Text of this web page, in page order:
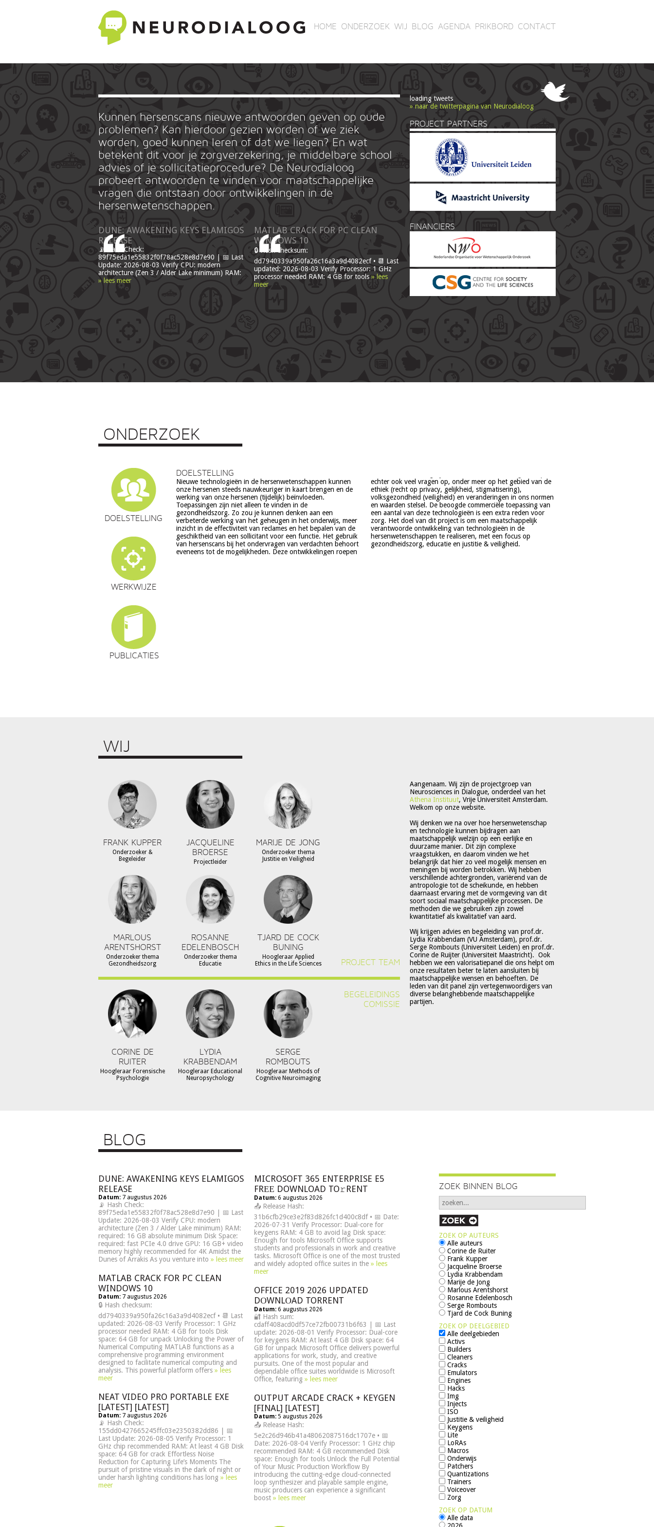
HOME ONDERZOEK WIJ BLOG AGENDA PRIKBORD CONTACT
Kunnen hersenscans nieuwe antwoorden geven op oude
problemen? Kan hierdoor gezien worden of we ziek
worden, goed kunnen leren of dat we liegen? En wat
betekent dit voor je zorgverzekering, je middelbare school
advies of je sollicitatieprocedure? De Neurodialoog
probeert antwoorden te vinden voor maatschappelijke
vragen die ontstaan door ontwikkelingen in de
hersenwetenschappen.
DUNE: AWAKENING KEYS ELAMIGOS
RELEASE
📡 Hash Check:
89f75eda1e55832f0f78ac528e8d7e90 | 📅 Last
Update: 2026-08-03 Verify CPU: modern
architecture (Zen 3 / Alder Lake minimum) RAM:
» lees meer
MATLAB CRACK FOR PC CLEAN
WINDOWS 10
🔒 Hash checksum:
dd7940339a950fa26c16a3a9d4082ecf • 📆 Last
updated: 2026-08-03 Verify Processor: 1 GHz
processor needed RAM: 4 GB for tools » lees
meer
loading tweets
» naar de twitterpagina van Neurodialoog
PROJECT PARTNERS
FINANCIERS
ONDERZOEK
DOELSTELLING
WERKWIJZE
PUBLICATIES
DOELSTELLING
Nieuwe technologieën in de hersenwetenschappen kunnen
onze hersenen steeds nauwkeuriger in kaart brengen en de
werking van onze hersenen (tijdelijk) beïnvloeden.
Toepassingen zijn niet alleen te vinden in de
gezondheidszorg. Zo zou je kunnen denken aan een
verbeterde werking van het geheugen in het onderwijs, meer
inzicht in de effectiviteit van reclames en het bepalen van de
geschiktheid van een sollicitant voor een functie. Het gebruik
van hersenscans bij het ondervragen van verdachten behoort
eveneens tot de mogelijkheden. Deze ontwikkelingen roepen
echter ook veel vragen op, onder meer op het gebied van de
ethiek (recht op privacy, gelijkheid, stigmatisering),
volksgezondheid (veiligheid) en veranderingen in ons normen
en waarden stelsel. De beoogde commerciële toepassing van
een aantal van deze technologieën is een extra reden voor
zorg. Het doel van dit project is om een maatschappelijk
verantwoorde ontwikkeling van technologieën in de
hersenwetenschappen te realiseren, met een focus op
gezondheidszorg, educatie en justitie & veiligheid.
WIJ
FRANK KUPPER
Onderzoeker &
Begeleider
JACQUELINE
BROERSE
Projectleider
MARIJE DE JONG
Onderzoeker thema
Justitie en Veiligheid
MARLOUS
ARENTSHORST
Onderzoeker thema
Gezondheidszorg
ROSANNE
EDELENBOSCH
Onderzoeker thema
Educatie
TJARD DE COCK
BUNING
Hoogleraar Applied
Ethics in the Life Sciences
PROJECT TEAM
CORINE DE
RUITER
Hoogleraar Forensische
Psychologie
LYDIA
KRABBENDAM
Hoogleraar Educational
Neuropsychology
SERGE
ROMBOUTS
Hoogleraar Methods of
Cognitive Neuroimaging
BEGELEIDINGS
COMISSIE
Aangenaam. Wij zijn de projectgroep van
Neurosciences in Dialogue, onderdeel van het
Athena Instituut, Vrije Universiteit Amsterdam.
Welkom op onze website.
Wij denken we na over hoe hersenwetenschap
en technologie kunnen bijdragen aan
maatschappelijk welzijn op een eerlijke en
duurzame manier. Dit zijn complexe
vraagstukken, en daarom vinden we het
belangrijk dat hier zo veel mogelijk mensen en
meningen bij worden betrokken. Wij hebben
verschillende achtergronden, variërend van de
antropologie tot de scheikunde, en hebben
daarnaast ervaring met de vormgeving van dit
soort sociaal maatschappelijke processen. De
methoden die we gebruiken zijn zowel
kwantitatief als kwalitatief van aard.
Wij krijgen advies en begeleiding van prof.dr.
Lydia Krabbendam (VU Amsterdam), prof.dr.
Serge Rombouts (Universiteit Leiden) en prof.dr.
Corine de Ruijter (Universiteit Maastricht). Ook
hebben we een valorisatiepanel die ons helpt om
onze resultaten beter te laten aansluiten bij
maatschappelijke wensen en behoeften. De
leden van dit panel zijn vertegenwoordigers van
diverse belanghebbende maatschappelijke
partijen.
BLOG
DUNE: AWAKENING KEYS ELAMIGOS
RELEASE
Datum: 7 augustus 2026
📡 Hash Check:
89f75eda1e55832f0f78ac528e8d7e90 | 📅 Last
Update: 2026-08-03 Verify CPU: modern
architecture (Zen 3 / Alder Lake minimum) RAM:
required: 16 GB absolute minimum Disk Space:
required: fast PCIe 4.0 drive GPU: 16 GB+ video
memory highly recommended for 4K Amidst the
Dunes of Arrakis As you venture into » lees meer
MATLAB CRACK FOR PC CLEAN
WINDOWS 10
Datum: 7 augustus 2026
🔒 Hash checksum:
dd7940339a950fa26c16a3a9d4082ecf • 📆 Last
updated: 2026-08-03 Verify Processor: 1 GHz
processor needed RAM: 4 GB for tools Disk
space: 64 GB for unpack Unlocking the Power of
Numerical Computing MATLAB functions as a
comprehensive programming environment
designed to facilitate numerical computing and
analysis. This powerful platform offers » lees
meer
NEAT VIDEO PRO PORTABLE EXE
[LATEST] [LATEST]
Datum: 7 augustus 2026
📡 Hash Check:
155dd0427665245ffc03e2350382dd86 | 📅
Last Update: 2026-08-05 Verify Processor: 1
GHz chip recommended RAM: At least 4 GB Disk
space: 64 GB for crack Effortless Noise
Reduction for Capturing Life’s Moments The
pursuit of pristine visuals in the dark of night or
under harsh lighting conditions has long » lees
meer
MICROSOFT 365 ENTERPRISE E5
FRЕЕ DOWNLOAD TO𝚛RENT
Datum: 6 augustus 2026
📤 Release Hash:
31b6cfb29ce3e2f83d826fc1d400c8df • 📅 Date:
2026-07-31 Verify Processor: Dual-core for
keygens RAM: 4 GB to avoid lag Disk space:
Enough for tools Microsoft Office supports
students and professionals in work and creative
tasks. Microsoft Office is one of the most trusted
and widely adopted office suites in the » lees
meer
OFFICE 2019 2026 UPDATED
DОWNLОAD TORRENT
Datum: 6 augustus 2026
🔐 Hash sum:
cdaff408acd0df57ce72fb00731b6f63 | 📅 Last
update: 2026-08-01 Verify Processor: Dual-core
for keygens RAM: At least 4 GB Disk space: 64
GB for unpack Microsoft Office delivers powerful
applications for work, study, and creative
pursuits. One of the most popular and
dependable office suites worldwide is Microsoft
Office, featuring » lees meer
OUTPUT ARCADE CRACK + KEYGEN
[FINAL] [LATEST]
Datum: 5 augustus 2026
📤 Release Hash:
5e2c26d946b41a48062087516dc1707e • 📅
Date: 2026-08-04 Verify Processor: 1 GHz chip
recommended RAM: 4 GB recommended Disk
space: Enough for tools Unlock the Full Potential
of Your Music Production Workflow By
introducing the cutting-edge cloud-connected
loop synthesizer and playable sample engine,
music producers can experience a significant
boost » lees meer
ZOEK BINNEN BLOG
ZOEK OP AUTEURS
Alle auteurs
Corine de Ruiter
Frank Kupper
Jacqueline Broerse
Lydia Krabbendam
Marije de Jong
Marlous Arentshorst
Rosanne Edelenbosch
Serge Rombouts
Tjard de Cock Buning
ZOEK OP DEELGEBIED
Alle deelgebieden
Activs
Builders
Cleaners
Cracks
Emulators
Engines
Hacks
Img
Injects
ISO
Justitie & veiligheid
Keygens
Lite
LoRAs
Macros
Onderwijs
Patchers
Quantizations
Trainers
Voiceover
Zorg
ZOEK OP DATUM
Alle data